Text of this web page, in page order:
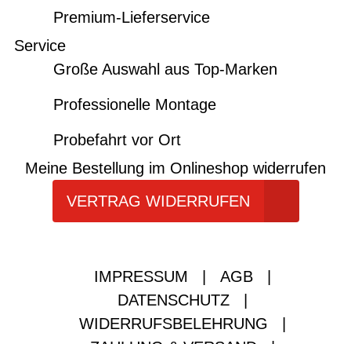
Premium-Lieferservice
Service
Große Auswahl aus Top-Marken
Professionelle Montage
Probefahrt vor Ort
Meine Bestellung im Onlineshop widerrufen
VERTRAG WIDERRUFEN
IMPRESSUM AGB
DATENSCHUTZ
WIDERRUFSBELEHRUNG